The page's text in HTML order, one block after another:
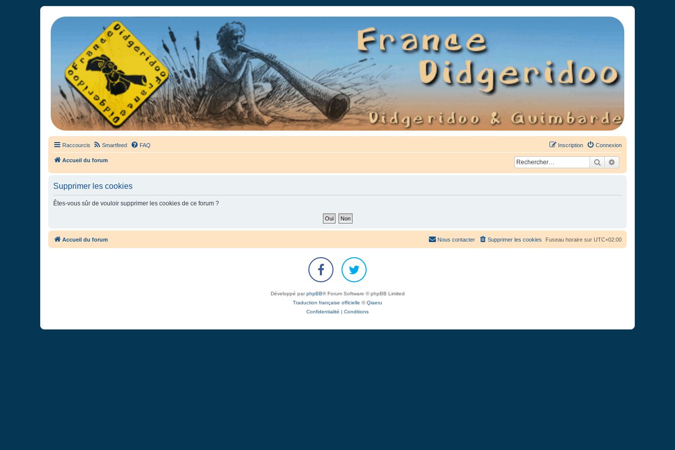
France Didgeridoo
Didgeridoo et Guimbarde sur France Didgeridoo - retrouvez la communauté.
Raccourcis Smartfeed FAQ Connexion
Inscription
Accueil du forum Rechercher
Supprimer les cookies
Êtes-vous sûr de vouloir supprimer les cookies de ce forum ?
Accueil du forum Fuseau horaire sur UTC+02:00
Supprimer les cookies
Nous contacter
Développé parphpBB® Forum Software © phpBB Limited
Traduction française officielle ©Qiaeru
Confidentialité | Conditions